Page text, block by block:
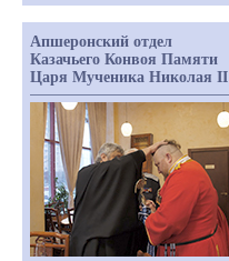
Апшеронский отдел
Казачьего Конвоя Памяти
Царя Мученика Николая II